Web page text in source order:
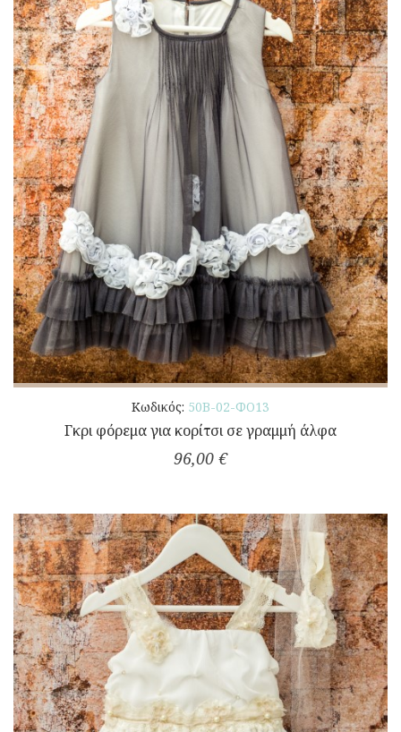
Κωδικός: 50Β-02-ΦΟ13
Γκρι φόρεμα για κορίτσι σε γραμμή άλφα
96,00 €